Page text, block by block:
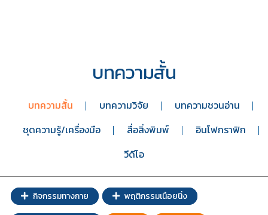
บทความสั้น
บทความสั้น บทความวิจัย
บทความชวนอ่าน
ชุดความรู้/เครื่องมือ
สื่อสิ่งพิมพ์
อินโฟกราฟิก
วีดีโอ
กิจกรรมทางกาย พฤติกรรมเนือยนิ่ง